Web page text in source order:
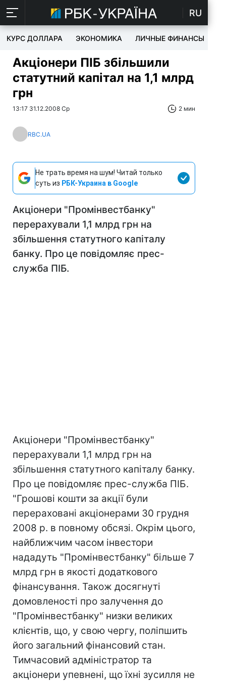
RU
КУРС ДОЛЛАРА ЭКОНОМИКА ЛИЧНЫЕ ФИНАНСЫ
Акціонери ПІБ збільшили
статутний капітал на 1,1 млрд
грн
13:17 31.12.2008 Ср 2 мин
RBC.UA
Не трать время на шум! Читай только
суть из РБК-Украина в Google
Акціонери "Промінвестбанку"
перерахували 1,1 млрд грн на
збільшення статутного капіталу
банку. Про це повідомляє прес-
служба ПІБ.
Акціонери "Промінвестбанку"
перерахували 1,1 млрд грн на
збільшення статутного капіталу банку.
Про це повідомляє прес-служба ПІБ.
"Грошові кошти за акції були
перераховані акціонерами 30 грудня
2008 р. в повному обсязі. Окрім цього,
найближчим часом інвестори
нададуть "Промінвестбанку" більше 7
млрд грн в якості додаткового
фінансування. Також досягнуті
домовленості про залучення до
"Промінвестбанку" низки великих
клієнтів, що, у свою чергу, поліпшить
його загальний фінансовий стан.
Тимчасовий адміністратор та
акціонери упевнені, що їхні зусилля не